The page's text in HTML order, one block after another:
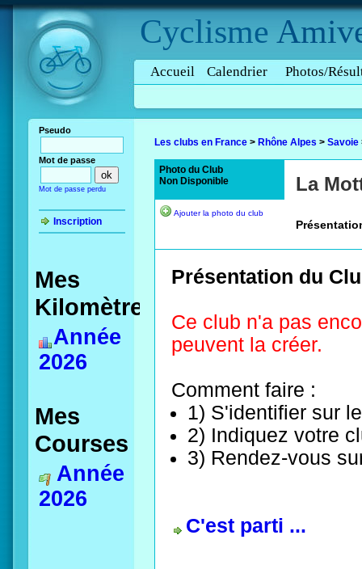
Cyclisme
Accueil Calendrier Photos/
Pseudo
Mot de passe
Mot de passe perdu
Inscription
Mes
Kilomètres
Année
2026
Mes
Courses
Année
2026
Les clubs en France > Rhône Alpes > Savoie
Photo du Club
Non Disponible
Ajouter la photo du club
La
Présentation du
Ce club n'a pas
peuvent la créer.
Comment faire :
1) S'identifier sur
2) Indiquez votre
3) Rendez-vous
C'est parti ...